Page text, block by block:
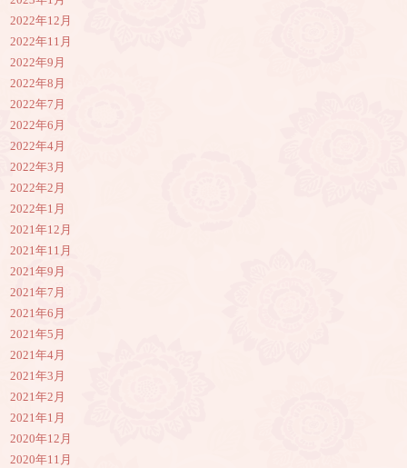
2022年12月
2022年11月
2022年9月
2022年8月
2022年7月
2022年6月
2022年4月
2022年3月
2022年2月
2022年1月
2021年12月
2021年11月
2021年9月
2021年7月
2021年6月
2021年5月
2021年4月
2021年3月
2021年2月
2021年1月
2020年12月
2020年11月